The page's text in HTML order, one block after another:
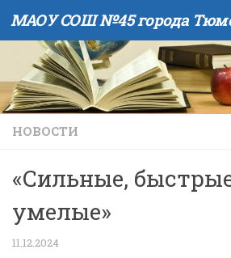
Skip to content
МАОУ СОШ №45 города
НОВОСТИ
«Сильные,
умелые»
11.12.2024